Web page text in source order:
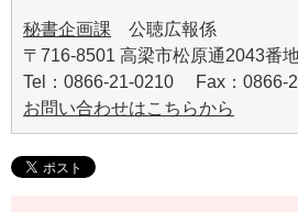
秘書企画課 公聴広報係
〒716-8501 高梁市松原通2043番
Tel：0866-21-0210 Fax：0866-
お問い合わせはこちらから